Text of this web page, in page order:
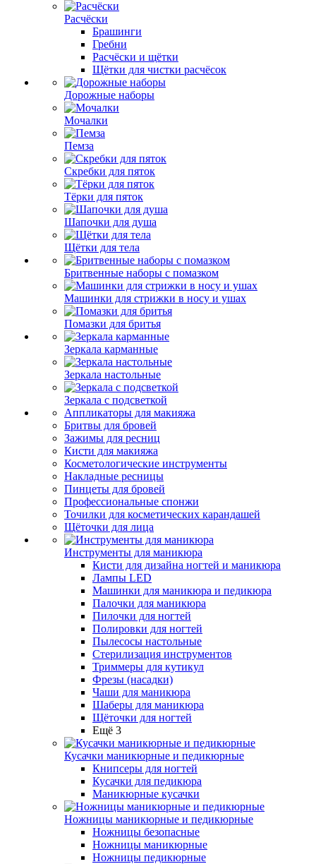
Расчёски
Брашинги
Гребни
Расчёски и щётки
Щётки для чистки расчёсок
Дорожные наборы
Мочалки
Пемза
Скребки для пяток
Тёрки для пяток
Шапочки для душа
Щётки для тела
Бритвенные наборы с помазком
Машинки для стрижки в носу и ушах
Помазки для бритья
Зеркала карманные
Зеркала настольные
Зеркала с подсветкой
Аппликаторы для макияжа
Бритвы для бровей
Зажимы для ресниц
Кисти для макияжа
Косметологические инструменты
Накладные ресницы
Пинцеты для бровей
Профессиональные спонжи
Точилки для косметических карандашей
Щёточки для лица
Инструменты для маникюра
Кисти для дизайна ногтей и маникюра
Лампы LED
Машинки для маникюра и педикюра
Палочки для маникюра
Пилочки для ногтей
Полировки для ногтей
Пылесосы настольные
Стерилизация инструментов
Триммеры для кутикул
Фрезы (насадки)
Чаши для маникюра
Шаберы для маникюра
Щёточки для ногтей
Ещё 3
Кусачки маникюрные и педикюрные
Книпсеры для ногтей
Кусачки для педикюра
Маникюрные кусачки
Ножницы маникюрные и педикюрные
Ножницы безопасные
Ножницы маникюрные
Ножницы педикюрные